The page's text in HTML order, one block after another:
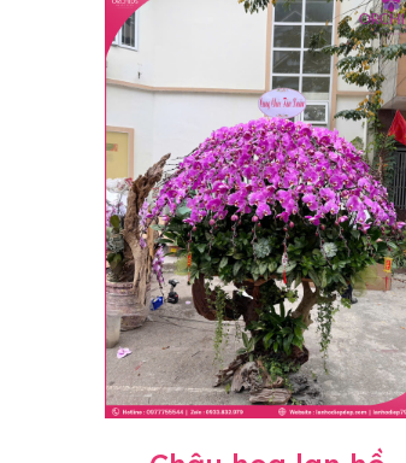
loại hoa và phụ kiện thay
đặt, chúng tôi sẽ chủ
Lưu ý về giá niêm
• Giá trên website chưa
• Giá trên được miễn ship
• Beautiful Orchids liên
mặt bằng, nguyên vật
giá trước khi đặt hàng,